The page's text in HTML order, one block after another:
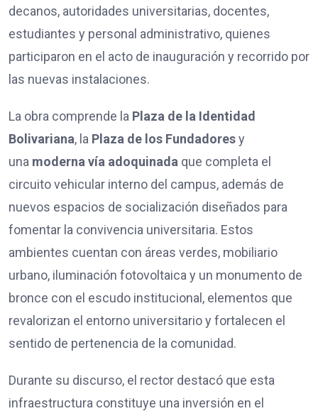
decanos, autoridades universitarias, docentes,
estudiantes y personal administrativo, quienes
participaron en el acto de inauguración y recorrido por
las nuevas instalaciones.
La obra comprende la Plaza de la Identidad
Bolivariana, la Plaza de los Fundadoresy
una moderna vía adoquinada que completa el
circuito vehicular interno del campus, además de
nuevos espacios de socialización diseñados para
fomentar la convivencia universitaria. Estos
ambientes cuentan con áreas verdes, mobiliario
urbano, iluminación fotovoltaica y un monumento de
bronce con el escudo institucional, elementos que
revalorizan el entorno universitario y fortalecen el
sentido de pertenencia de la comunidad.
Durante su discurso, el rector destacó que esta
infraestructura constituye una inversión en el